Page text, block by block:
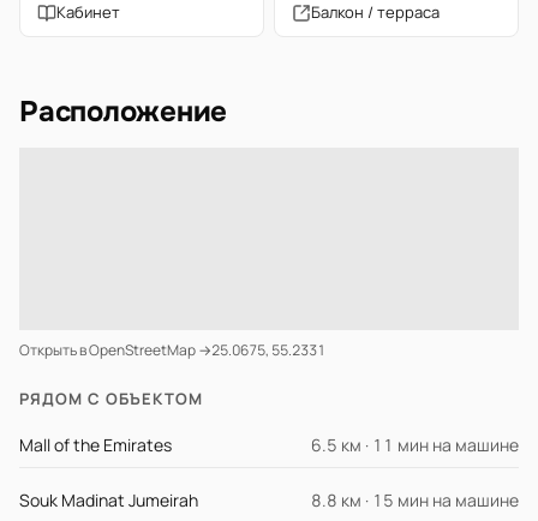
Кабинет Балкон / терраса
Расположение
Открыть в OpenStreetMap →25.0675, 55.2331
РЯДОМ С ОБЪЕКТОМ
Mall of the Emirates 6.5 км · 11 мин на машине
Souk Madinat Jumeirah 8.8 км · 15 мин на машине